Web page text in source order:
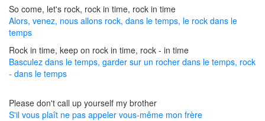
So come, let's rock, rock in time, rock in time
Alors, venez, nous allons rock, dans le temps, le rock dans le
temps
Rock in time, keep on rock in time, rock - in time
Basculez dans le temps, garder sur un rocher dans le temps, rock
- dans le temps
Please don't call up yourself my brother
S'il vous plaît ne pas appeler vous-même mon frère